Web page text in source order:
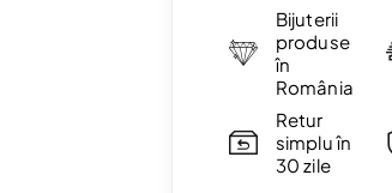
Bijuterii
produse
în
România
Retur
simplu în
30 zile